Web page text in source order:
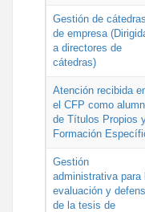
Gestión de cátedras
de empresa
a directores de
cátedras)
Atención recibida
el CFP como
de Títulos Propios
Formación
Gestión
administrativa para
evaluación y
de la tesis de